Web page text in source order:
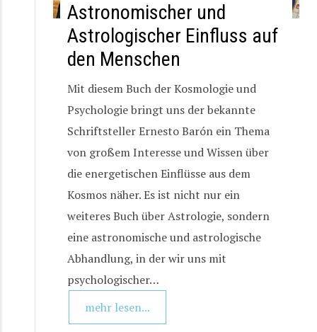
Astronomischer und
Astrologischer Einfluss auf
den Menschen
Mit diesem Buch der Kosmologie und
Psychologie bringt uns der bekannte
Schriftsteller Ernesto Barón ein Thema
von großem Interesse und Wissen über
die energetischen Einflüsse aus dem
Kosmos näher. Es ist nicht nur ein
weiteres Buch über Astrologie, sondern
eine astronomische und astrologische
Abhandlung, in der wir uns mit
psychologischer…
mehr lesen...